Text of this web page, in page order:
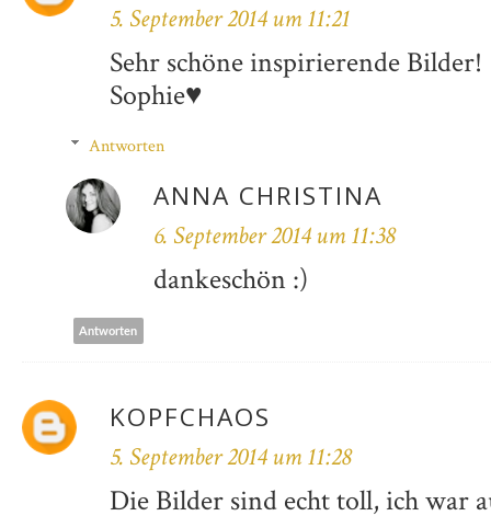
5. September 2014 um 11:21
Sehr schöne inspirierende Bilder!
Sophie♥
Antworten
ANNA CHRISTINA
6. September 2014 um 11:38
dankeschön :)
Antworten
KOPFCHAOS
5. September 2014 um 11:28
Die Bilder sind echt toll, ich war